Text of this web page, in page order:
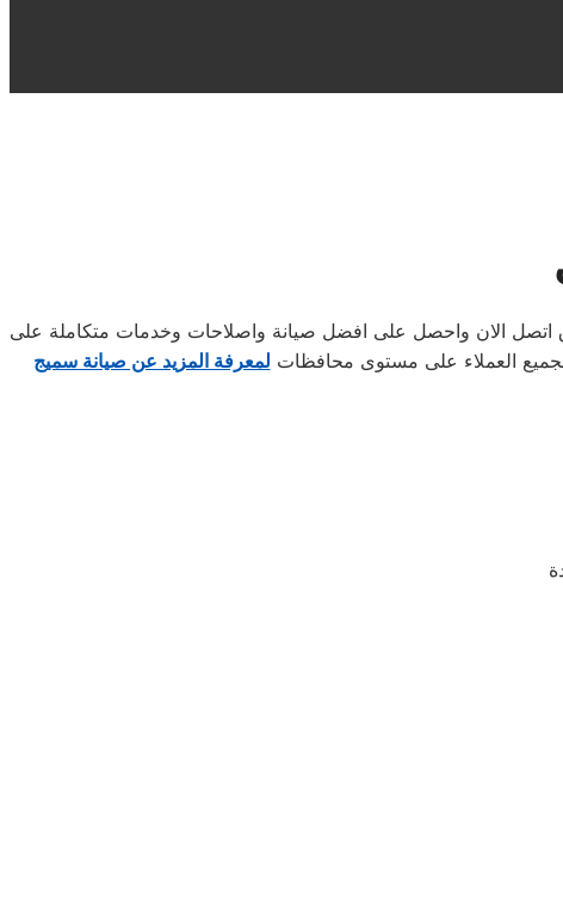
اتصل الان واحصل على افضل صيانة واصلاحات وخدمات متكاملة على
لجميع العملاء على مستوى محافظات لمعرفة المزيد عن صيانة سميج